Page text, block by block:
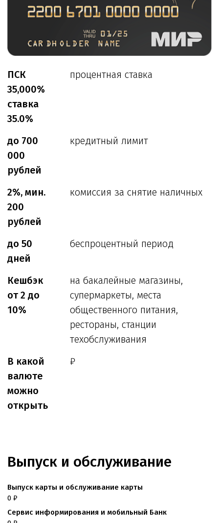
ПСК
35,000%
ставка
35.0%
процентная ставка
до 700
000
рублей
кредитный лимит
2%, мин.
200
рублей
комиссия за снятие наличных
до 50
дней
беспроцентный период
Кешбэк
от 2 до
10%
на бакалейные магазины,
супермаркеты, места
общественного питания,
рестораны, станции
техобслуживания
В какой
валюте
можно
открыть
₽
Выпуск и обслуживание
Выпуск карты и обслуживание карты
0 ₽
Сервис информирования и мобильный Банк